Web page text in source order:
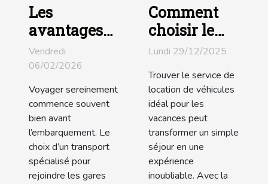
Les
avantages
du transport
spécialisé
vers les
gares TGV et
aéroports
Vendredi
06/02/2026
Voyager sereinement
commence souvent
bien avant
l’embarquement. Le
choix d’un transport
spécialisé pour
rejoindre les gares
Comment
choisir le
meilleur
location de
véhicules
pour vos
vacances ?
Lundi 29/12/2025
Trouver le service de
location de véhicules
idéal pour les
vacances peut
transformer un simple
séjour en une
expérience
inoubliable. Avec la